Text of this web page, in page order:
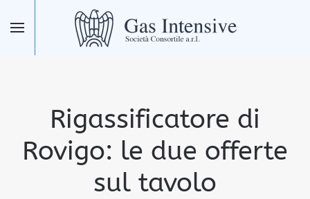
Skip to main content
Rigassificatore di
Rovigo: le due offerte
sul tavolo